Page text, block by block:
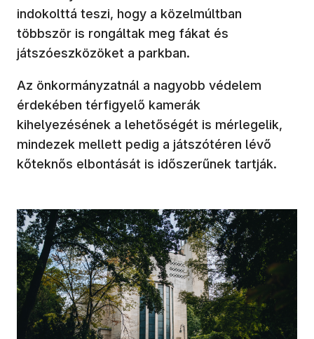
indokolttá teszi, hogy a közelmúltban
többször is rongáltak meg fákat és
játszóeszközöket a parkban.
Az önkormányzatnál a nagyobb védelem
érdekében térfigyelő kamerák
kihelyezésének a lehetőségét is mérlegelik,
mindezek mellett pedig a játszótéren lévő
kőteknős elbontását is időszerűnek tartják.